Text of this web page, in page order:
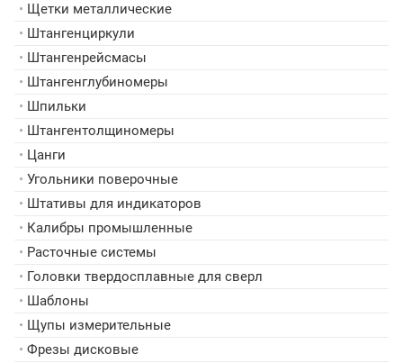
• Щетки металлические
• Штангенциркули
• Штангенрейсмасы
• Штангенглубиномеры
• Шпильки
• Штангентолщиномеры
• Цанги
• Угольники поверочные
• Штативы для индикаторов
• Калибры промышленные
• Расточные системы
• Головки твердосплавные для сверл
• Шаблоны
• Щупы измерительные
• Фрезы дисковые